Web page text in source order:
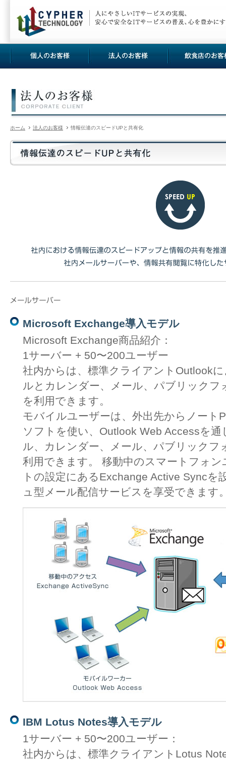
ホーム 法人のお客様 情報伝達のスピードUPと共有化
Microsoft Exchange導入モデル
Microsoft Exchange商品紹介：
1サーバー + 50〜200ユーザー
社内からは、標準クライアントOutlook
ルとカレンダー、メール、パブリック
を利用できます。
モバイルユーザーは、外出先からノート
ソフトを使い、Outlook Web Accessを
ル、カレンダー、メール、パブリック
利用できます。 移動中のスマートフォ
トの設定にあるExchange Active Syncを
ュ型メール配信サービスを享受できます
IBM Lotus Notes導入モデル
1サーバー + 50〜200ユーザー：
社内からは、標準クライアントLotus